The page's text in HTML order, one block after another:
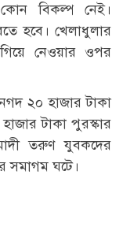
বিকল্প নেই।
হবে। খেলাধুলার
নেওয়ার ওপর
২০ হাজার টাকা
টাকা পুরস্কার
তরুণ যুবকদের
সমাগম ঘটে।